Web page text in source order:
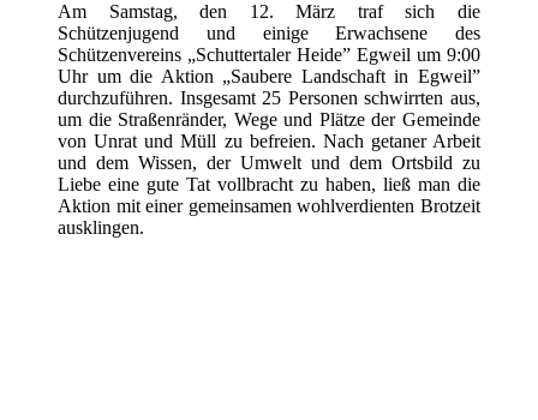
Am Samstag, den 12. März traf sich die
Schützenjugend und einige Erwachsene des
Schützenvereins „Schuttertaler Heide” Egweil um 9:00
Uhr um die Aktion „Saubere Landschaft in Egweil”
durchzuführen. Insgesamt 25 Personen schwirrten aus,
um die Straßenränder, Wege und Plätze der Gemeinde
von Unrat und Müll zu befreien. Nach getaner Arbeit
und dem Wissen, der Umwelt und dem Ortsbild zu
Liebe eine gute Tat vollbracht zu haben, ließ man die
Aktion mit einer gemeinsamen wohlverdienten Brotzeit
ausklingen.